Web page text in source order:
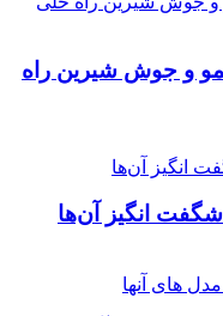
و جوش شیرین راه
انگیز آن‌ها